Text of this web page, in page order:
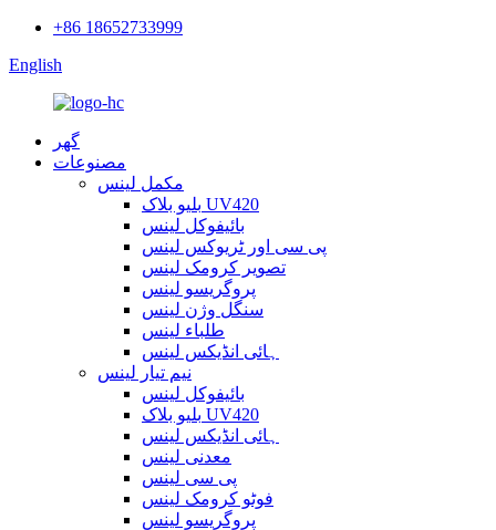
+86 18652733999
English
گھر
مصنوعات
مکمل لینس
بلیو بلاک UV420
بائیفوکل لینس
پی سی اور ٹریوکس لینس
تصویر کرومک لینس
پروگریسو لینس
سنگل وژن لینس
طلباء لینس
ہائی انڈیکس لینس
نیم تیار لینس
بائیفوکل لینس
بلیو بلاک UV420
ہائی انڈیکس لینس
معدنی لینس
پی سی لینس
فوٹو کرومک لینس
پروگریسو لینس